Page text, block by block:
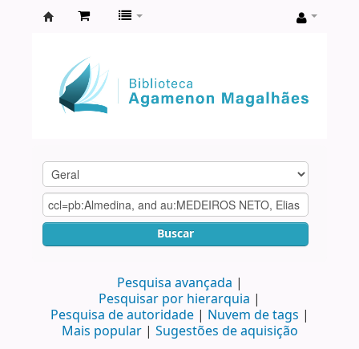
Agamenon
Magalhães
Buscar
Pesquisa avançada
Pesquisar por hierarquia
Pesquisa de autoridade
Nuvem de tags
Mais popular
Sugestões de aquisição